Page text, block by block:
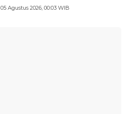
05 Agustus 2026, 00:03 WIB